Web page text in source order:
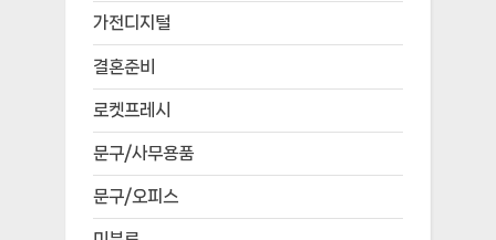
가전디지털
결혼준비
로켓프레시
문구/사무용품
문구/오피스